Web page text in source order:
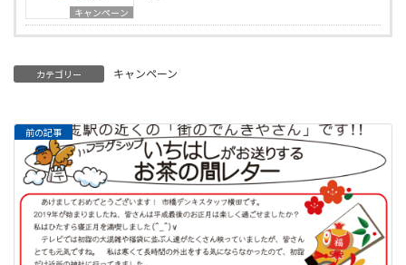
キャンペーン
カテゴリー キャンペーン
前の記事